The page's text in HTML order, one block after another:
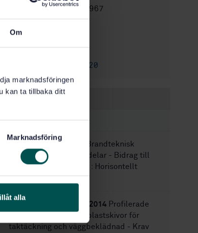
Om
marknadsföringen
kan ta tillbaka ditt
Marknadsföring
alla
STD-80036967
SS-EN 13823:2020
SS-EN 13381-1:2020
Brandteknisk
provning av byggnadsdelar - Bidrag till
brandmotstånd - Del 1: Horisontellt
skyddande skikt
SS-EN 1013:2012+A1:2014 Profilerade
ljusgenomsläppande plastskivor för
taktäckning och väggbeklädnad - Krav